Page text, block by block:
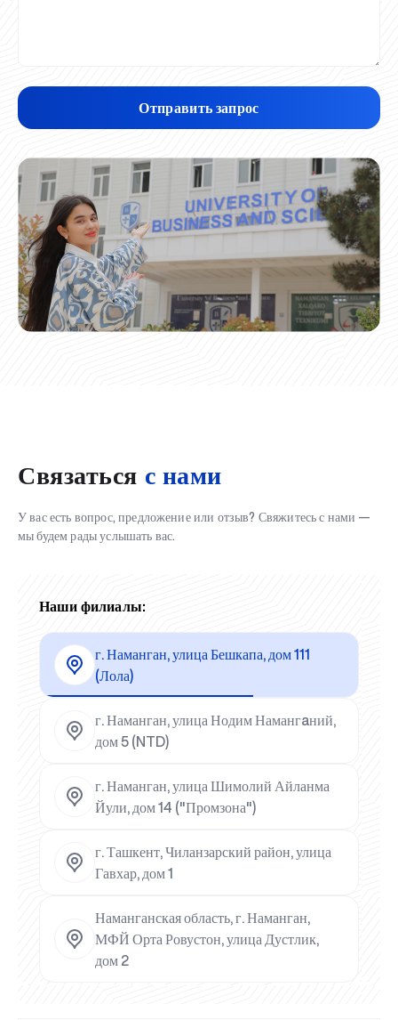
Отправить запрос
Связаться с нами
У вас есть вопрос, предложение или отзыв? Свяжитесь с нами —
мы будем рады услышать вас.
Наши филиалы:
г. Наманган, улица Бешкапа, дом 111
(Лола)
г. Наманган, улица Нодим Намангaний,
дом 5 (NTD)
г. Наманган, улица Шимолий Айланма
Йули, дом 14 ("Промзона")
г. Ташкент, Чиланзарский район, улица
Гавхар, дом 1
Наманганская область, г. Наманган,
МФЙ Орта Ровустон, улица Дустлик,
дом 2